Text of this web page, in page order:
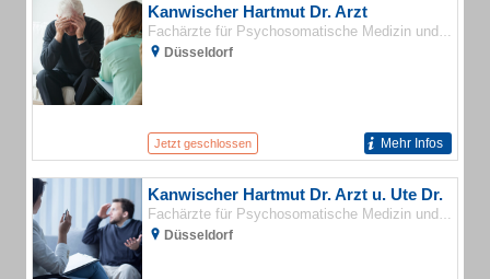
Kanwischer Hartmut Dr. Arzt
Fachärzte für Psychosomatische Medizin und Psychotherapie
Düsseldorf
Jetzt geschlossen Mehr Infos
Kanwischer Hartmut Dr. Arzt u. Ute Dr.
Fachärzte für Psychosomatische Medizin und Psychotherapie
Düsseldorf